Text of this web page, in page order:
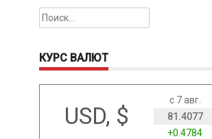
Найти:
КУРС ВАЛЮТ
USD, $
с 7 авг.
81.4077
+0.4784